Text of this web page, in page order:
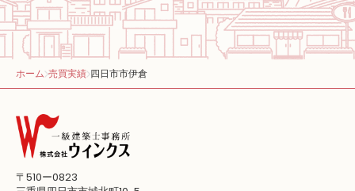
ホーム 売買実績 四日市市伊倉
〒510ー0823